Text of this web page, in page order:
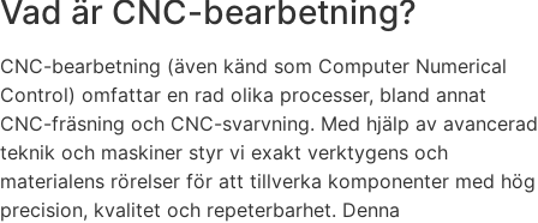
Vad är CNC-bearbetning?
CNC-bearbetning (även känd som Computer Numerical
Control) omfattar en rad olika processer, bland annat
CNC-fräsning och CNC-svarvning. Med hjälp av avancerad
teknik och maskiner styr vi exakt verktygens och
materialens rörelser för att tillverka komponenter med hög
precision, kvalitet och repeterbarhet. Denna